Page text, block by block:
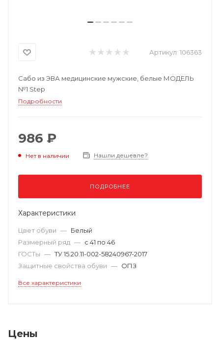
Артикул: 106363
Сабо из ЭВА медицинские мужские, белые МОДЕЛЬ
№1 Step
Подробности
986 ₽
Нет в наличии Нашли дешевле?
ПОДРОБНЕЕ
Характеристики
Цвет обуви — Белый
Размерный ряд — с 41 по 46
ГОСТы — ТУ 15.20.11-002-58240967-2017
Защитные свойства обуви — ОПЗ
Все характеристики
Цены